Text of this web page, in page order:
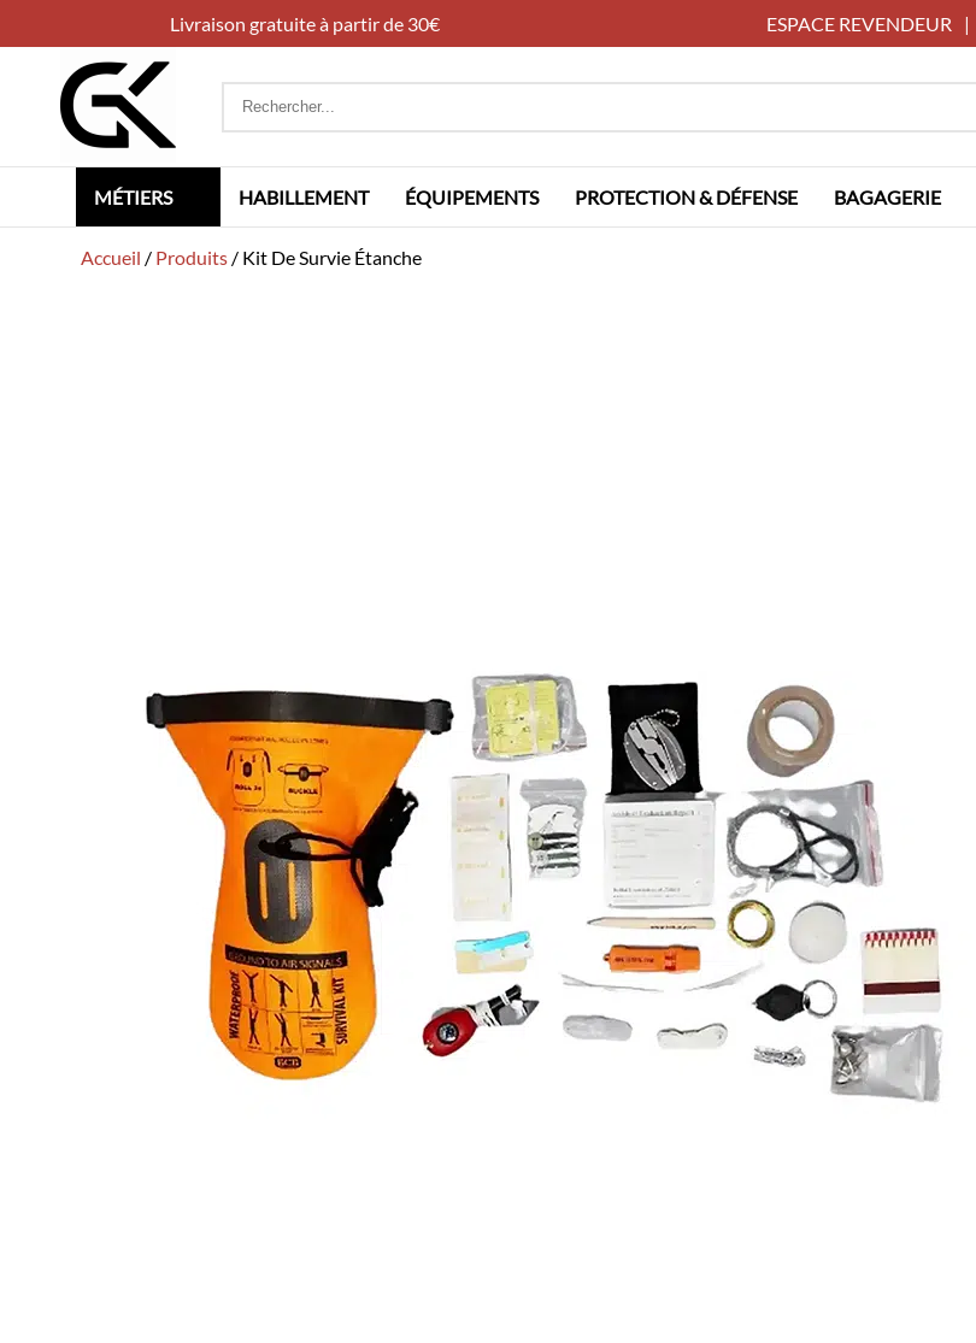
Livraison gratuite à partir de 30€ ESPACE REVENDEUR |
Rechercher
MÉTIERS HABILLEMENT ÉQUIPEMENTS PROTECTION & DÉFENSE BAGAGERIE
Accueil / Produits / Kit De Survie Étanche